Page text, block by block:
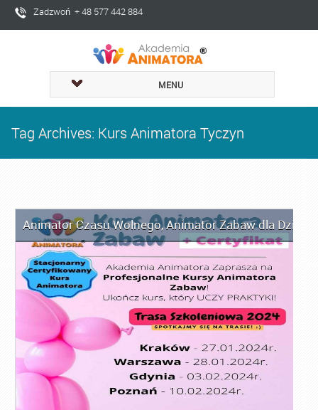
Zadzwoń + 48 577 442 884
MENU
Tag Archives: Kurs Animatora Tyczyn
Animator Czasu Wolnego,Animator Zabaw dla Dzieci